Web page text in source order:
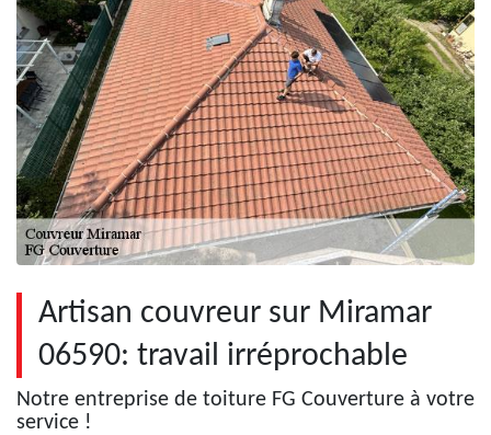
Artisan couvreur sur Miramar
06590: travail irréprochable
Notre entreprise de toiture FG Couverture à votre
service !